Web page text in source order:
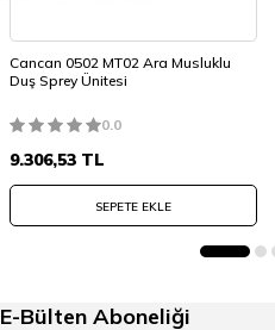
Cancan 0502 MT02 Ara Musluklu
Duş Sprey Ünitesi
0.0
9.306,53 TL
SEPETE EKLE
E-Bülten Aboneliği